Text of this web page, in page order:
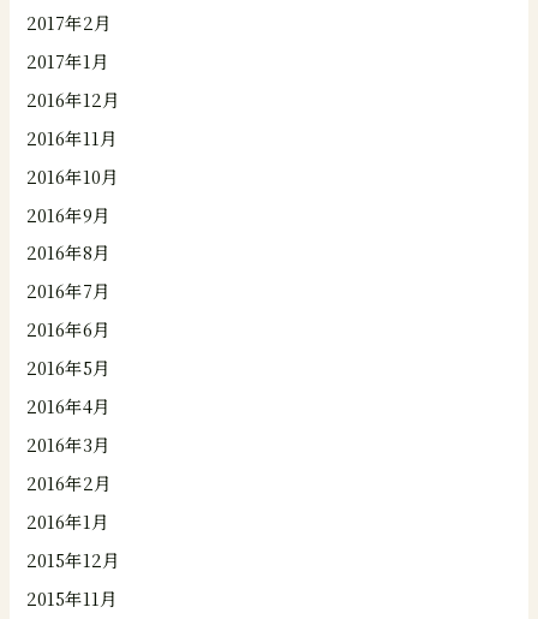
2017年2月
2017年1月
2016年12月
2016年11月
2016年10月
2016年9月
2016年8月
2016年7月
2016年6月
2016年5月
2016年4月
2016年3月
2016年2月
2016年1月
2015年12月
2015年11月